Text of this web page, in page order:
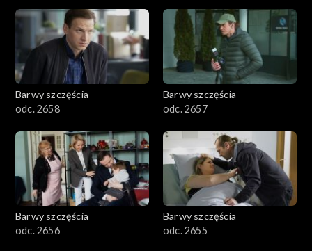
Barwy szczęścia
odc. 2658
Barwy szczęścia
odc. 2657
Barwy szczęścia
odc. 2656
Barwy szczęścia
odc. 2655